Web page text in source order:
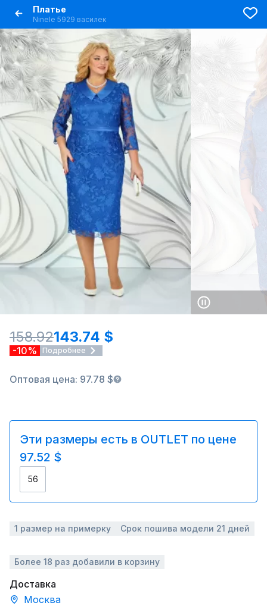
Платье
Ninele 5929 василек
158.92143.74 $
-10% Подробнее
Оптовая цена: 97.78 $
Эти размеры есть в OUTLET по цене
97.52 $
56
1 размер на примерку Срок пошива модели 21 дней
Более 18 раз добавили в корзину
Доставка
Москва